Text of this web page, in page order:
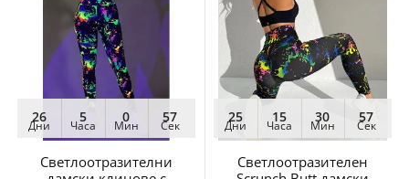
26
Дни
5
Часа
0
Мин
55
Сек
дамски клинове с
25
Дни
15
Часа
30
Мин
55
Сек
Scrunch Butt дамски